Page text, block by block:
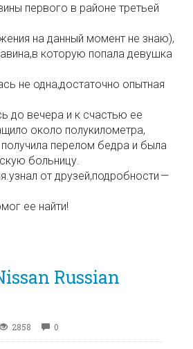
первого в районе третьей
на данный момент не знаю),
которую попала девушка
не одна,достаточно опытная
до вечера и к счастью ее
около полукилометра,
перелом бедра и была
больницу.
от друзей,подробности —
ее найти!
Russian
2858 0